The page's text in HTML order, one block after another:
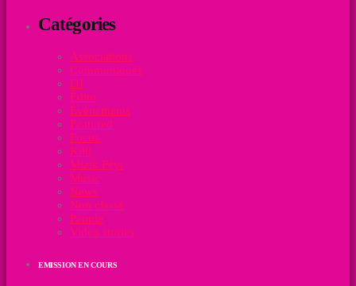
Catégories
Associations
Communiqués
DJ
Édito
Évènements
Featured
Focus
Kilti
Mizik Péyi
Music
News
Non classé
People
Video stories
EMISSION EN COURS